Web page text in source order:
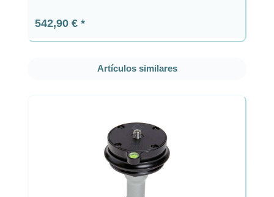
Precio normal:
542,90 €
Omitir la galería de productos
Artículos similares